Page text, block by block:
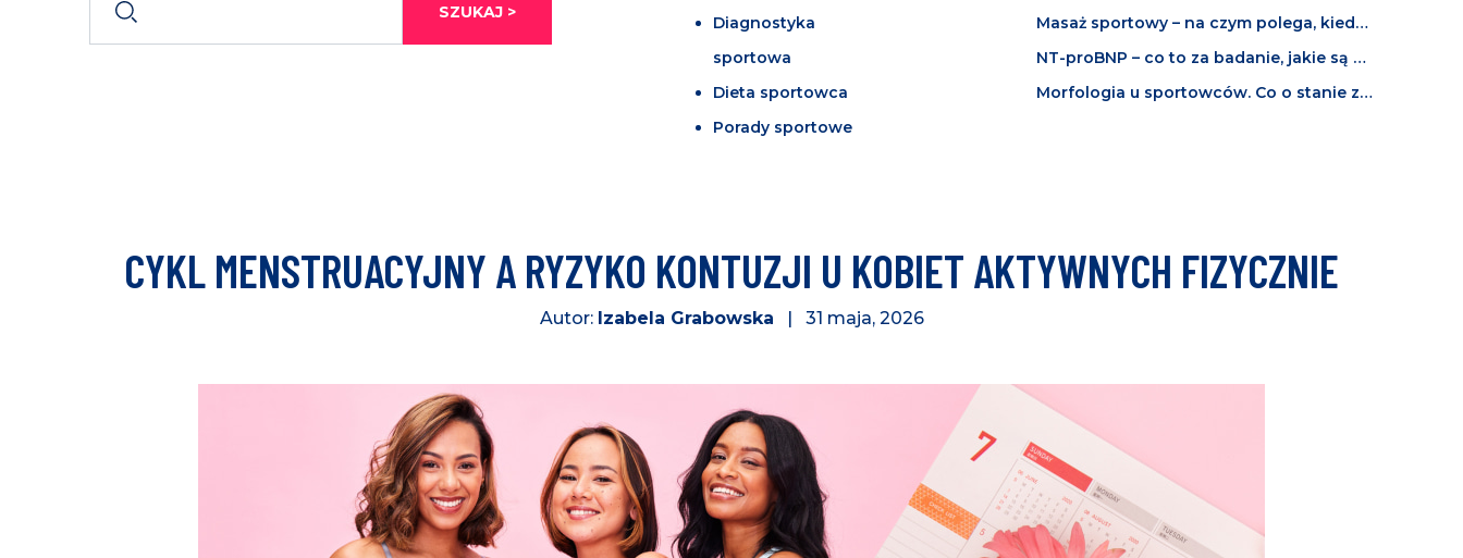
SZUKAJ >
Diagnostyka
sportowa
Dieta sportowca
Porady sportowe
Masaż sportowy – na czym polega, kiedy jest wskazany i jak działa?
NT-proBNP – co to za badanie, jakie są normy i co oznacza wysoki wynik u sportowca?
Morfologia u sportowców. Co o stanie zdrowia i kondycji mówią wyniki badania krwi?
CYKL MENSTRUACYJNY A RYZYKO KONTUZJI U KOBIET AKTYWNYCH FIZYCZNIE
Autor: Izabela Grabowska | 31 maja, 2026